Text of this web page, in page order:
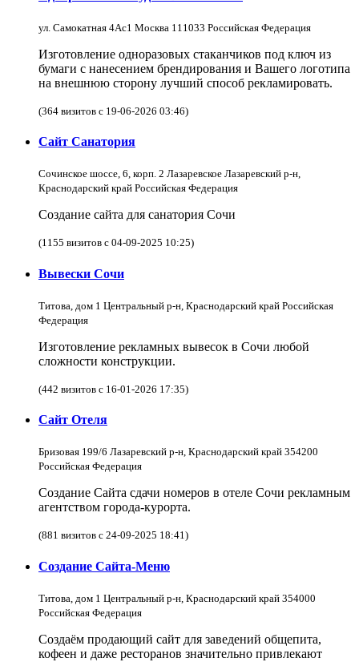
ул. Самокатная 4Ас1 Москва 111033 Российская Федерация
Изготовление одноразовых стаканчиков под ключ из
бумаги с нанесением брендирования и Вашего логотипа
на внешнюю сторону лучший способ рекламировать.
(364 визитов с 19-06-2026 03:46)
Сайт Санатория
Сочинское шоссе, 6, корп. 2 Лазаревское Лазаревский р-н,
Краснодарский край Российская Федерация
Создание сайта для санатория Сочи
(1155 визитов с 04-09-2025 10:25)
Вывески Сочи
Титова, дом 1 Центральный р-н, Краснодарский край Российская
Федерация
Изготовление рекламных вывесок в Сочи любой
сложности конструкции.
(442 визитов с 16-01-2026 17:35)
Сайт Отеля
Бризовая 199/6 Лазаревский р-н, Краснодарский край 354200
Российская Федерация
Создание Сайта сдачи номеров в отеле Сочи рекламным
агентством города-курорта.
(881 визитов с 24-09-2025 18:41)
Создание Сайта-Меню
Титова, дом 1 Центральный р-н, Краснодарский край 354000
Российская Федерация
Создаём продающий сайт для заведений общепита,
кофеен и даже ресторанов значительно привлекают